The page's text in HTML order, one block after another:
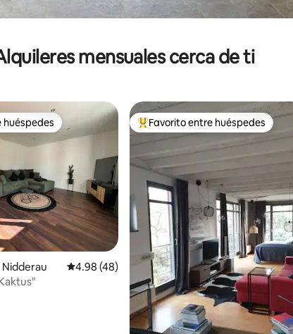
mensuales cerca de ti
preferido
huéspedes
Calificación promedio: 4.98 de 5, 48 reseñas
4.98 (48)
Favorito entre huéspedes preferido
Favorito entre huéspedes